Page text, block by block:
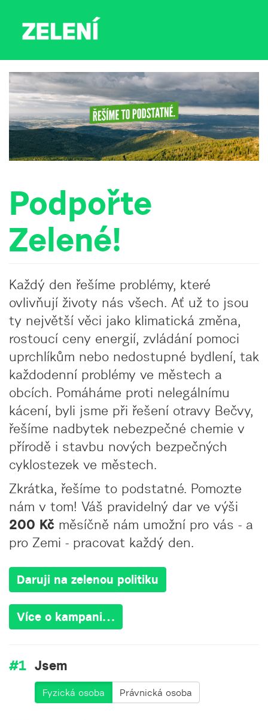
Podpořte
Zelené!
Každý den řešíme problémy, které
ovlivňují životy nás všech. Ať už to jsou
ty největší věci jako klimatická změna,
rostoucí ceny energií, zvládání pomoci
uprchlíkům nebo nedostupné bydlení, tak
každodenní problémy ve městech a
obcích. Pomáháme proti nelegálnímu
kácení, byli jsme při řešení otravy Bečvy,
řešíme nadbytek nebezpečné chemie v
přírodě i stavbu nových bezpečných
cyklostezek ve městech.
Zkrátka, řešíme to podstatné. Pomozte
nám v tom! Váš pravidelný dar ve výši
200 Kč měsíčně nám umožní pro vás - a
pro Zemi - pracovat každý den.
Daruji na zelenou politiku
Více o kampani…
Jsem
Fyzická osoba Právnická osoba